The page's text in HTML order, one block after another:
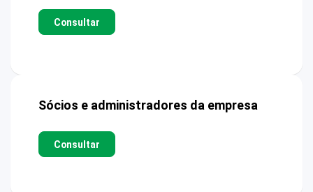
Consultar
Sócios e administradores da empresa
Consultar